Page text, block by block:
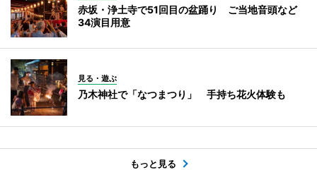
赤坂・浄土寺で51回目の盆踊り ご当地音頭など
34演目用意
見る・遊ぶ
乃木神社で「なつまつり」 手持ち花火体験も
もっと見る